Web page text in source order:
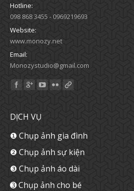
Hotline:
098 868 3455 - 0969219693
Website:
www.monozy.net
Email:
Monozystudio@gmail.com
Find us on:
DỊCH VỤ
❶ Chụp ảnh gia đình
❷ Chụp ảnh sự kiện
❸ Chụp ảnh áo dài
➌ Chụp ảnh cho bé